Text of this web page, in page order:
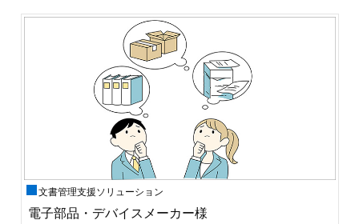
文書管理支援ソリューション
電子部品・デバイスメーカー様